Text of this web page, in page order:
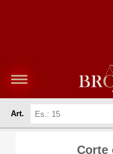
Art.
Corte